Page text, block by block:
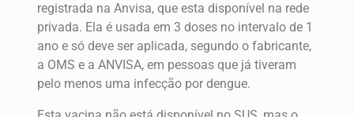
registrada na Anvisa, que esta disponível na rede
privada. Ela é usada em 3 doses no intervalo de 1
ano e só deve ser aplicada, segundo o fabricante,
a OMS e a ANVISA, em pessoas que já tiveram
pelo menos uma infecção por dengue.